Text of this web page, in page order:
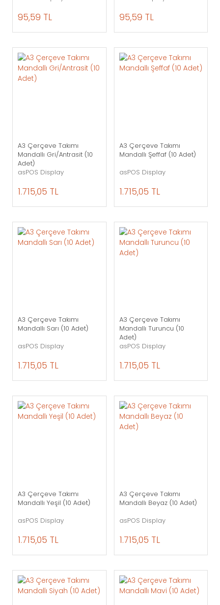
95,59 TL 95,59 TL
A3 Çerçeve Takımı
Mandallı Gri/Antrasit (10
Adet)
asPOS Display
1.715,05 TL
A3 Çerçeve Takımı
Mandallı Şeffaf (10 Adet)
asPOS Display
1.715,05 TL
A3 Çerçeve Takımı
Mandallı Sarı (10 Adet)
asPOS Display
1.715,05 TL
A3 Çerçeve Takımı
Mandallı Turuncu (10
Adet)
asPOS Display
1.715,05 TL
A3 Çerçeve Takımı
Mandallı Yeşil (10 Adet)
asPOS Display
1.715,05 TL
A3 Çerçeve Takımı
Mandallı Beyaz (10 Adet)
asPOS Display
1.715,05 TL